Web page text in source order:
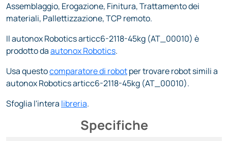
Assemblaggio, Erogazione, Finitura, Trattamento dei
materiali, Pallettizzazione, TCP remoto.
Il autonox Robotics articc6-2118-45kg (AT_00010) è
prodotto daautonox Robotics.
Usa questocomparatore di robotper trovare robot simili a
autonox Robotics articc6-2118-45kg (AT_00010).
Sfoglia l'intera libreria.
Specifiche